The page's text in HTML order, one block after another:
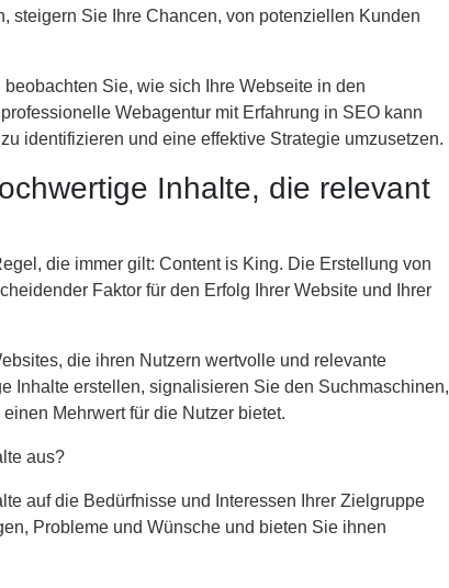
steigern Sie Ihre Chancen, von potenziellen Kunden
Sie, wie sich Ihre Webseite in den
Webagentur mit Erfahrung in SEO kann
identifizieren und eine effektive Strategie umzusetzen.
Inhalte, die relevant
die immer gilt: Content is King. Die Erstellung von
Faktor für den Erfolg Ihrer Website und Ihrer
die ihren Nutzern wertvolle und relevante
Inhalte erstellen, signalisieren Sie den Suchmaschinen,
Mehrwert für die Nutzer bietet.
aus?
auf die Bedürfnisse und Interessen Ihrer Zielgruppe
Probleme und Wünsche und bieten Sie ihnen